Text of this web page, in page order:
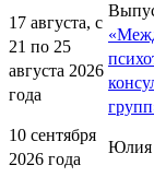
17 августа, с
21 по 25
августа 2026
года
10 сентября
2026 года
Юлия